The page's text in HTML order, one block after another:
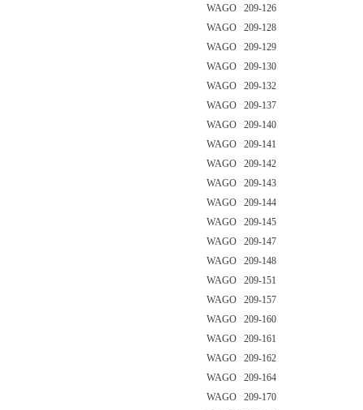
WAGO 209-126
WAGO 209-128
WAGO 209-129
WAGO 209-130
WAGO 209-132
WAGO 209-137
WAGO 209-140
WAGO 209-141
WAGO 209-142
WAGO 209-143
WAGO 209-144
WAGO 209-145
WAGO 209-147
WAGO 209-148
WAGO 209-151
WAGO 209-157
WAGO 209-160
WAGO 209-161
WAGO 209-162
WAGO 209-164
WAGO 209-170